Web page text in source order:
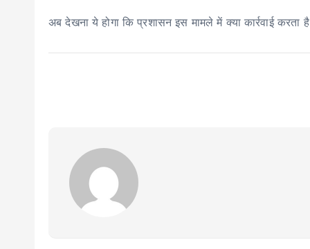
अब देखना ये होगा कि प्रशासन इस मामले में क्या कार्रवाई